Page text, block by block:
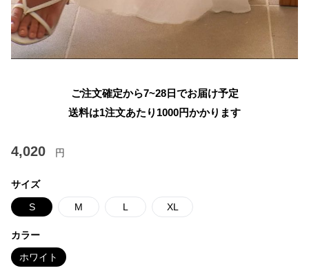
ご注文確定から7~28日でお届け予定
送料は1注文あたり 1000円かかります
4,020 円
サイズ
S M L XL
カラー
ホワイト